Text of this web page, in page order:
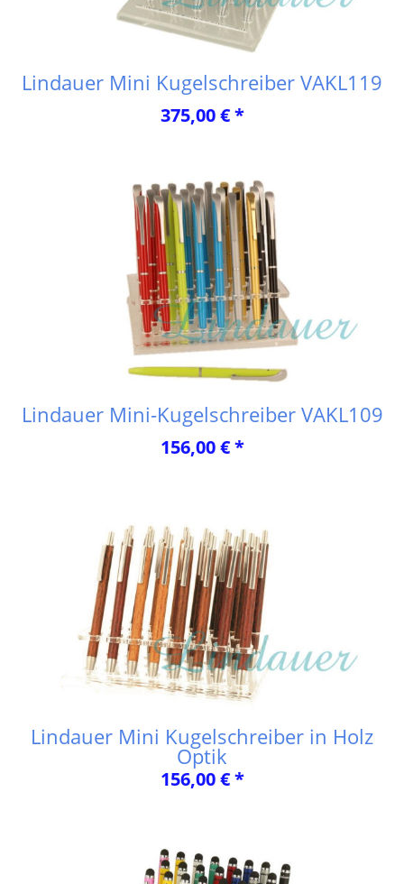
Lindauer Mini Kugelschreiber VAKL119
375,00 € *
Lindauer Mini-Kugelschreiber VAKL109
156,00 € *
Lindauer Mini Kugelschreiber in Holz
Optik
156,00 € *